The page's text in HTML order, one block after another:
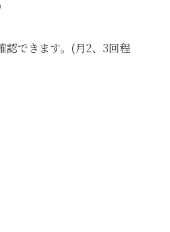
認できます。(月2、3回程